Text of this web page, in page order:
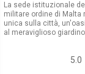
La sede istituzionale
militare ordine di Malta
unica sulla città,
al meraviglioso giardino
5.0